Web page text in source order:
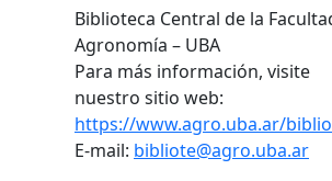
Biblioteca Central de la
Agronomía – UBA
Para más información, visite
nuestro sitio web:
https://www.agro.uba.ar/
E-mail: bibliote@agro.uba.ar